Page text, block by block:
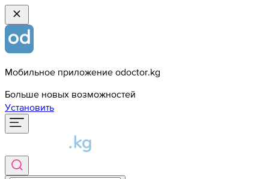
Мобильное приложение odoctor.kg
Больше новых возможностей
Установить